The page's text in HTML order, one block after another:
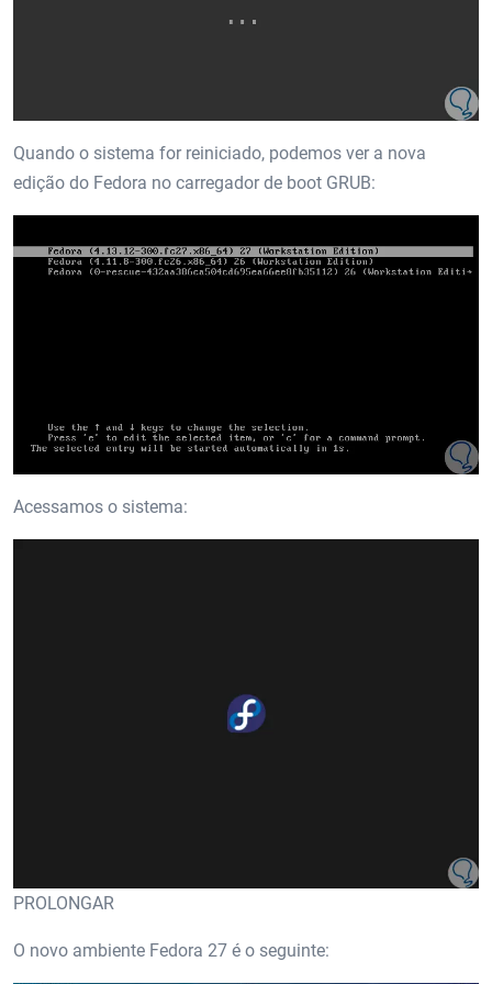
Quando o sistema for reiniciado, podemos ver a nova
edição do Fedora no carregador de boot GRUB:
Acessamos o sistema:
PROLONGAR
O novo ambiente Fedora 27 é o seguinte: